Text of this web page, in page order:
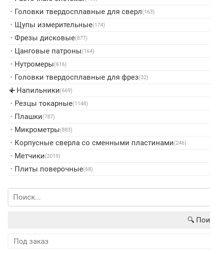
• Головки твердосплавные для сверл(163)
• Щупы измерительные(174)
• Фрезы дисковые(877)
• Цанговые патроны(164)
• Нутромеры(616)
• Головки твердосплавные для фрез(32)
▸ Напильники(669)
• Резцы токарные(1148)
• Плашки(787)
• Микрометры(883)
• Корпусные сверла со сменными пластинами(246)
• Метчики(2019)
• Плиты поверочные(68)
🔍︎ Поиск